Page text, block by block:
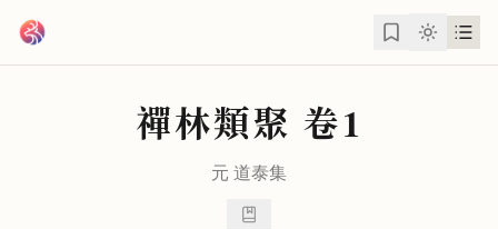
禪林類聚 卷1
元 道泰集